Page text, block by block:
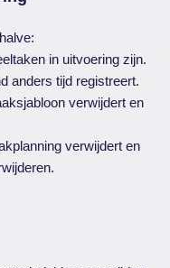
in uitvoering zijn.
anders tijd registreert.
verwijdert en
verwijdert en